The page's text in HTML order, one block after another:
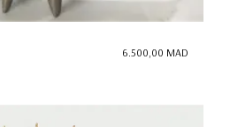
6.500,00 MAD